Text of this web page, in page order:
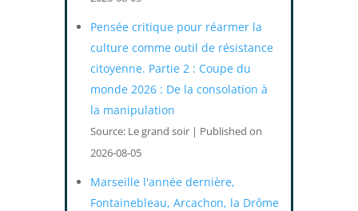
Pensée critique pour réarmer la
culture comme outil de résistance
citoyenne. Partie 2 : Coupe du
monde 2026 : De la consolation à
la manipulation
Source: Le grand soir
Published on
2026-08-05
Marseille l'année dernière,
Fontainebleau, Arcachon, la Drôme